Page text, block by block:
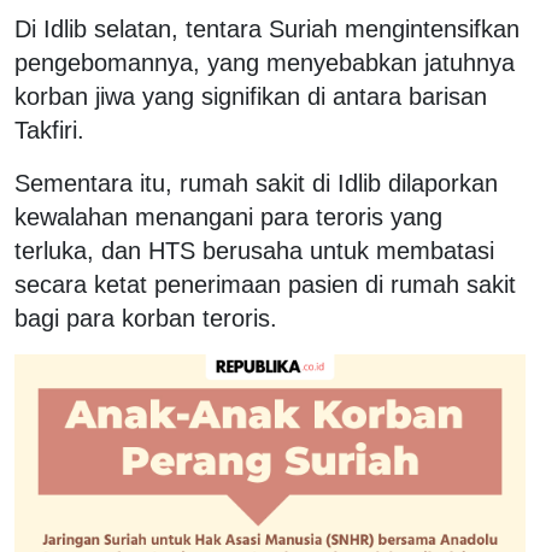
Di Idlib selatan, tentara Suriah mengintensifkan
pengebomannya, yang menyebabkan jatuhnya
korban jiwa yang signifikan di antara barisan
Takfiri.
Sementara itu, rumah sakit di Idlib dilaporkan
kewalahan menangani para teroris yang
terluka, dan HTS berusaha untuk membatasi
secara ketat penerimaan pasien di rumah sakit
bagi para korban teroris.